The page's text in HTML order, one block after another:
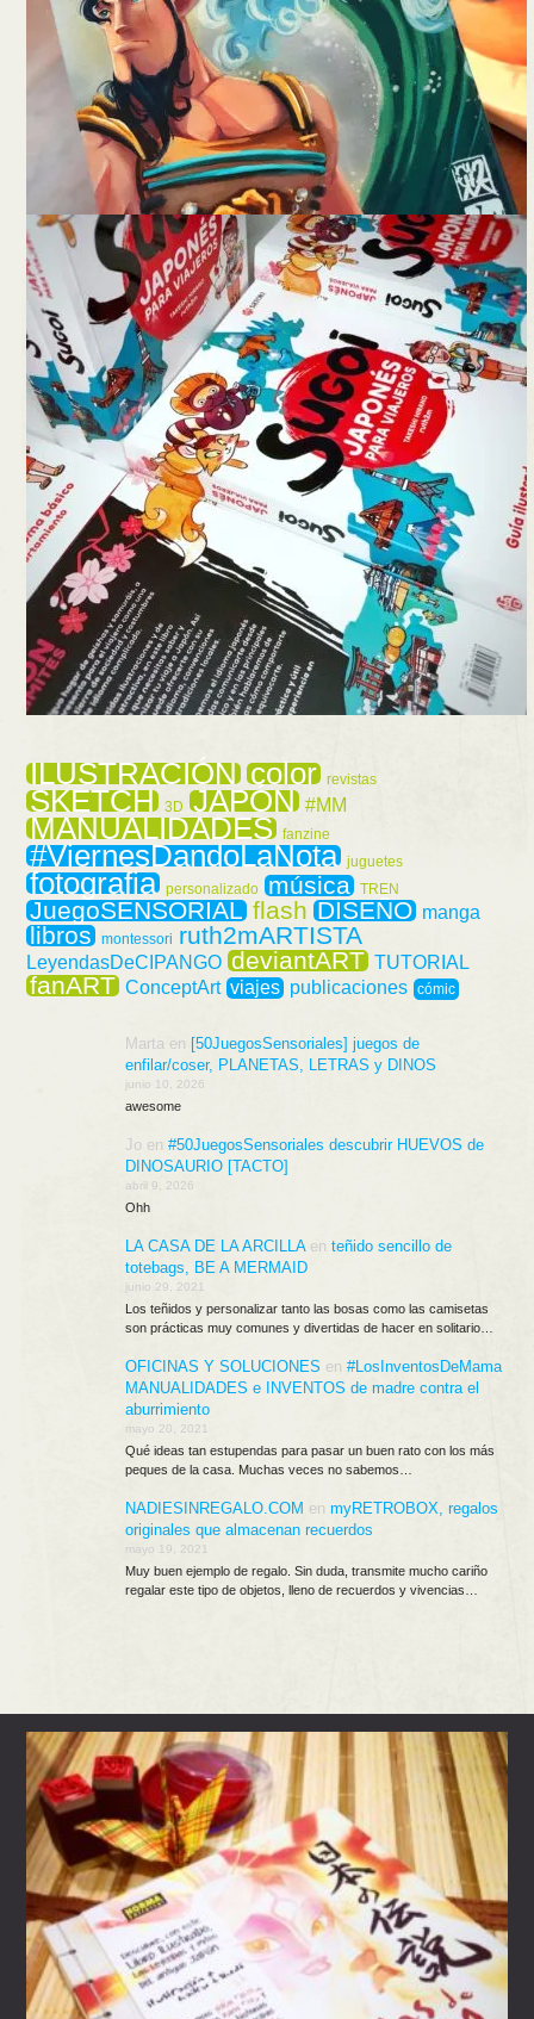
ILUSTRACIÓN color revistas
SKETCH 3D JAPÓN #MM
MANUALIDADES fanzine
#ViernesDandoLaNota juguetes
fotografia personalizado música TREN
JuegoSENSORIAL flash DISEÑO manga
libros montessori ruth2mARTISTA
LeyendasDeCIPANGO deviantART TUTORIAL
fanART ConceptArt viajes publicaciones cómic
Marta en [50JuegosSensoriales] juegos de
enfilar/coser, PLANETAS, LETRAS y DINOS
junio 10, 2026
awesome
Jo en #50JuegosSensoriales descubrir HUEVOS de
DINOSAURIO [TACTO]
abril 9, 2026
Ohh
LA CASA DE LA ARCILLAen teñido sencillo de
totebags, BE A MERMAID
junio 29, 2021
Los teñidos y personalizar tanto las bosas como las camisetas
son prácticas muy comunes y divertidas de hacer en solitario…
OFICINAS Y SOLUCIONES en #LosInventosDeMama
MANUALIDADES e INVENTOS de madre contra el
aburrimiento
mayo 20, 2021
Qué ideas tan estupendas para pasar un buen rato con los más
peques de la casa. Muchas veces no sabemos…
NADIESINREGALO.COM en myRETROBOX, regalos
originales que almacenan recuerdos
mayo 19, 2021
Muy buen ejemplo de regalo. Sin duda, transmite mucho cariño
regalar este tipo de objetos, lleno de recuerdos y vivencias…